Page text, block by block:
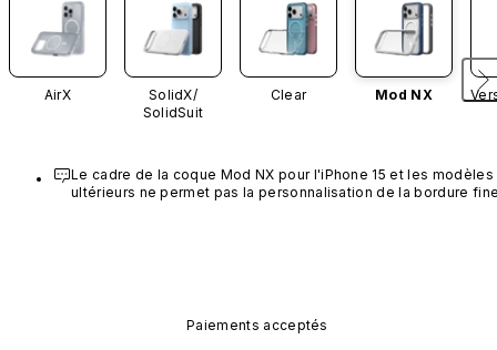
AirX
SolidX/
SolidSuit
Clear Mod NX
Le cadre de la coque Mod NX pour l'iPhone 15 et les modèles
ultérieurs ne permet pas la personnalisation de la bordure
Paiements acceptés